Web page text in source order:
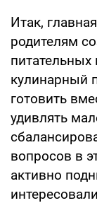
Итак,
родителям
питательных
кулинарный
готовить
удивлять
вопросов в
активно